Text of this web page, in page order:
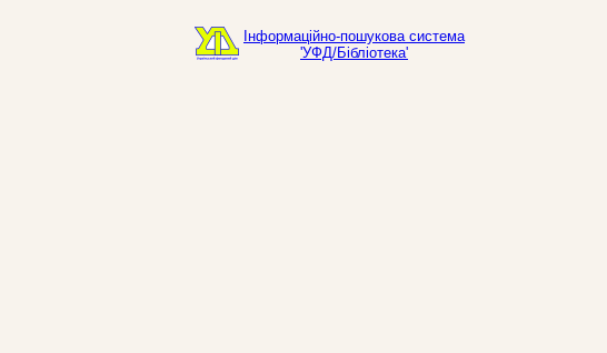
Інформаційно-пошукова система
'УФД/Бібліотека'